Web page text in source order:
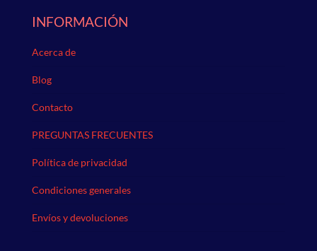
INFORMACIÓN
Acerca de
Blog
Contacto
PREGUNTAS FRECUENTES
Política de privacidad
Condiciones generales
Envíos y devoluciones